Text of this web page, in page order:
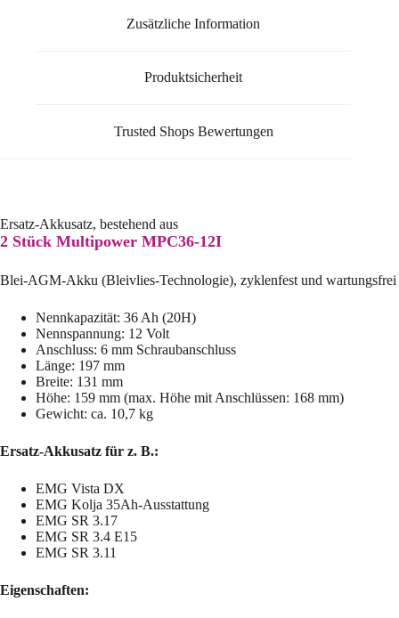
Zusätzliche Information
Produktsicherheit
Trusted Shops Bewertungen
Ersatz-Akkusatz, bestehend aus
2 Stück Multipower MPC36-12I
Blei-AGM-Akku (Bleivlies-Technologie), zyklenfest und wartungsfrei
Nennkapazität: 36 Ah (20H)
Nennspannung: 12 Volt
Anschluss: 6 mm Schraubanschluss
Länge: 197 mm
Breite: 131 mm
Höhe: 159 mm (max. Höhe mit Anschlüssen: 168 mm)
Gewicht: ca. 10,7 kg
Ersatz-Akkusatz für z. B.:
EMG Vista DX
EMG Kolja 35Ah-Ausstattung
EMG SR 3.17
EMG SR 3.4 E15
EMG SR 3.11
Eigenschaften: